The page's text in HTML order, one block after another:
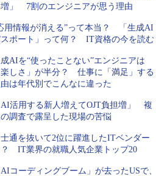
」 7割のエンジニアが思う理由
用情報が消える”って本当？ 「生成AI
ポート」って何？ IT資格の今を読む
AIを“使ったことない”エンジニアは
しさ」が半分？ 仕事に「満足」する
は年代別でこんなに違った
活用する新人増えてOJT負担増」 複
調査で露呈した現場の苦悩
通を抜いて2位に躍進したITベンダー
IT業界の就職人気企業トップ20
コーディングブーム」が去ったUSで、